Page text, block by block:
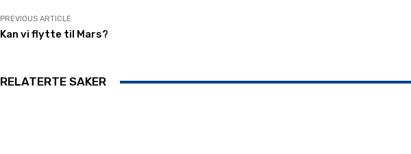
PREVIOUS ARTICLE
Kan vi flytte til Mars?
RELATERTE SAKER